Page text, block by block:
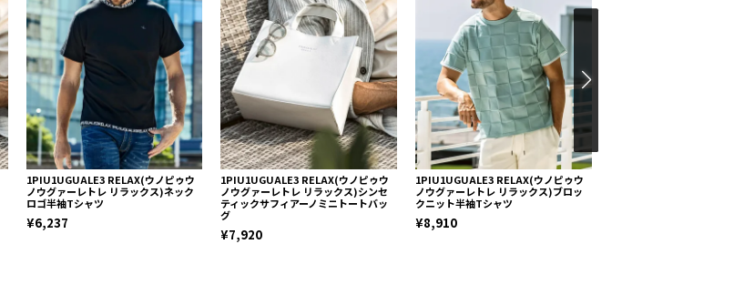
1PIU1UGUALE3 RELAX(ウノピゥウ
ノウグァーレトレ リラックス)ネック
ロゴ半袖Tシャツ
¥6,237
1PIU1UGUALE3 RELAX(ウノピゥウ
ノウグァーレトレ リラックス)シンセ
ティックサフィアーノミニトートバッ
グ
¥7,920
1PIU1UGUALE3 RELAX(ウノピゥウ
ノウグァーレトレ リラックス)ブロッ
クニット半袖Tシャツ
¥8,910